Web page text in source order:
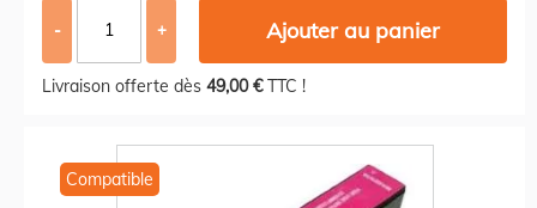
- + Ajouter au panier
Livraison offerte dès 49,00 €TTC !
Compatible